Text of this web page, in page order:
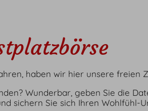
haben wir hier unsere freien
Wunderbar, geben Sie die
sichern Sie sich Ihren Wohlfühl-